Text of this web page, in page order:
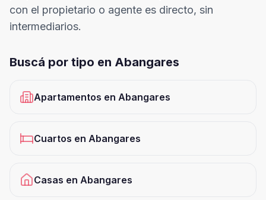
con el propietario o agente es directo, sin
intermediarios.
Buscá por tipo en Abangares
Apartamentos en Abangares
Cuartos en Abangares
Casas en Abangares